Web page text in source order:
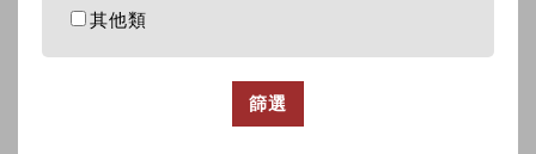
其他類
篩選